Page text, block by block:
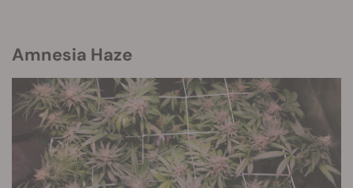
Amnesia Haze